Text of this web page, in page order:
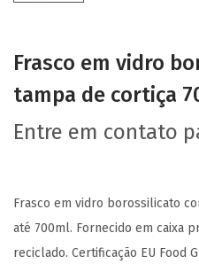
Frasco em vidro
tampa de cortiça
Entre em contato
Frasco em vidro borossilicato
até 700ml. Fornecido em caixa
reciclado. Certificação EU Food